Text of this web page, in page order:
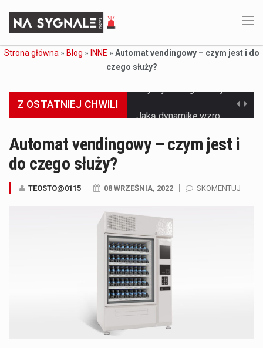
Strona główna » Blog » INNE » Automat vendingowy – czym jest i do
czego służy?
Z OSTATNIEJ CHWILI
Co to jest cyberbezpieczeństwo w sieci? Cyberbezpieczeństwo w Internecie stanowi istotny element ochrony systemów informacyjnych. Jego zasadniczym celem jest zabezpieczenie przed różnorodnymi cyberzagrożeniami oraz ryzykiem,…
Automat vendingowy – czym jest i
do czego służy?
TEOSTO@0115 08 WRZEŚNIA, 2022 SKOMENTUJ